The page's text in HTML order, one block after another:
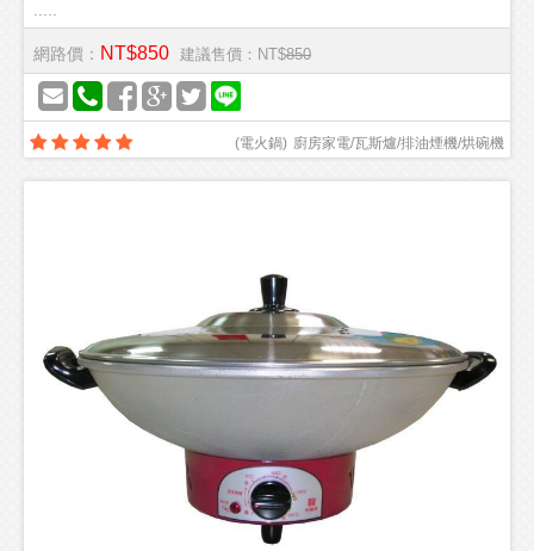
網路價： NT$850 建議售價：NT$850
廚房家電/瓦斯爐/排油煙機/烘碗機
(電火鍋)